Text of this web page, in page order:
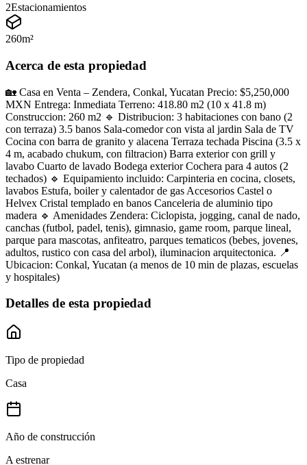
2Estacionamientos
260m²
Acerca de esta propiedad
🏡 Casa en Venta – Zendera, Conkal, Yucatan Precio: $5,250,000
MXN Entrega: Inmediata Terreno: 418.80 m2 (10 x 41.8 m)
Construccion: 260 m2 🔹 Distribucion: 3 habitaciones con bano (2
con terraza) 3.5 banos Sala-comedor con vista al jardin Sala de TV
Cocina con barra de granito y alacena Terraza techada Piscina (3.5 x
4 m, acabado chukum, con filtracion) Barra exterior con grill y
lavabo Cuarto de lavado Bodega exterior Cochera para 4 autos (2
techados) 🔹 Equipamiento incluido: Carpinteria en cocina, closets,
lavabos Estufa, boiler y calentador de gas Accesorios Castel o
Helvex Cristal templado en banos Canceleria de aluminio tipo
madera 🔹 Amenidades Zendera: Ciclopista, jogging, canal de nado,
canchas (futbol, padel, tenis), gimnasio, game room, parque lineal,
parque para mascotas, anfiteatro, parques tematicos (bebes, jovenes,
adultos, rustico con casa del arbol), iluminacion arquitectonica. 📍
Ubicacion: Conkal, Yucatan (a menos de 10 min de plazas, escuelas
y hospitales)
Detalles de esta propiedad
Tipo de propiedad
Casa
Año de construcción
A estrenar